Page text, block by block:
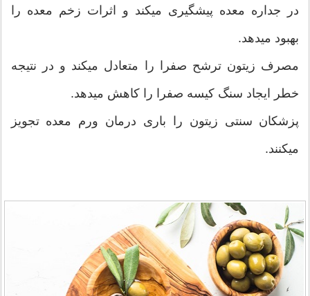
در جداره معده پیشگیری میکند و اثرات زخم معده را
بهبود میدهد.
مصرف زیتون ترشح صفرا را متعادل میکند و در نتیجه
خطر ایجاد سنگ کیسه صفرا را کاهش میدهد.
پزشکان سنتی زیتون را باری درمان ورم معده تجویز
میکنند.